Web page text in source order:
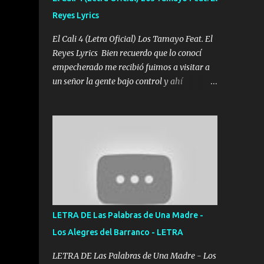
agarrar el vuelo y la mente y tranquilizando
Tomense un buen trago Y así es como
empezamos los versos que voy cantando
(Music) A vido alta y bajas La carreta se
atora Pero nunca le aflojamos Ya me han
pasado cosas Y aunque ustedes no sepan
es...
Reyes Lyrics
El Cali 4 (Letra Oficial) Los Tamayo Feat. El
Reyes Lyrics Bien recuerdo que lo conocí
empecherado me recibió fuimos a visitar a
un señor la gente bajo control y ahí
reglas no secuestr0 no r0bar De La C giró la
orden nos comanda el doble P bien firmes
con Alto PRIETO y la camisa es color Verde y
peleam0s la Bandera por todita a la ciudad
con los drones patrullando la Frontera De
blancas ya hace falta mi APA FLACO verde
se le extraña pa que sepan Aquí Pura GENTE
LETRA DE Las Palabras de Una Madre -
Los Alegres del Barranco - LETRA
LETRA DE Las Palabras de Una Madre - Los